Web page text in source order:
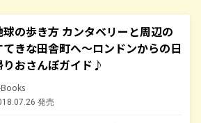
球の歩き方 カンタベリーと周辺の
てきな田舎町へ～ロンドンからの日
りおさんぽガイド♪
発売